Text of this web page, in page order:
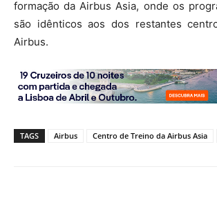
formação da Airbus Asia, onde os
são idênticos aos dos restantes
Airbus.
TAGS Airbus Centro de Treino da Airbus Asia